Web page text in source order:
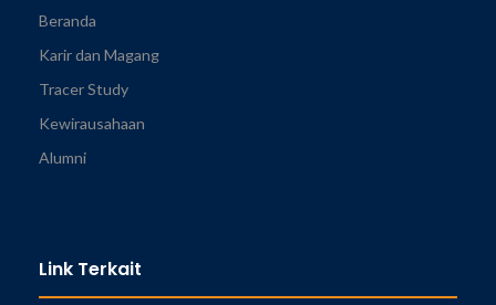
Beranda
Karir dan Magang
Tracer Study
Kewirausahaan
Alumni
Link Terkait